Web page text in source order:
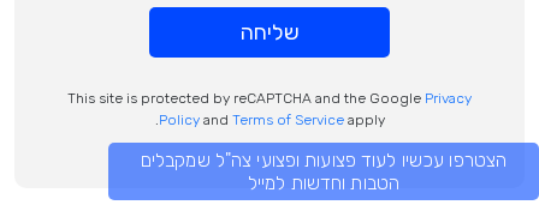
שליחה
This site is protected by reCAPTCHA and the Google Privacy
Policyand Terms of Serviceapply.
הצטרפו עכשיו לעוד פצועות ופצועי צה"ל שמקבלים
הטבות וחדשות למייל